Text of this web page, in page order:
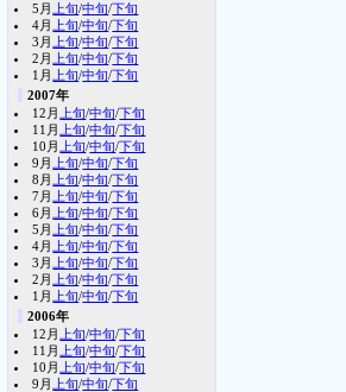
5月 上旬/中旬/下旬
4月 上旬/中旬/下旬
3月 上旬/中旬/下旬
2月 上旬/中旬/下旬
1月 上旬/中旬/下旬
2007年
12月 上旬/中旬/下旬
11月 上旬/中旬/下旬
10月 上旬/中旬/下旬
9月 上旬/中旬/下旬
8月 上旬/中旬/下旬
7月 上旬/中旬/下旬
6月 上旬/中旬/下旬
5月 上旬/中旬/下旬
4月 上旬/中旬/下旬
3月 上旬/中旬/下旬
2月 上旬/中旬/下旬
1月 上旬/中旬/下旬
2006年
12月 上旬/中旬/下旬
11月 上旬/中旬/下旬
10月 上旬/中旬/下旬
9月 上旬/中旬/下旬